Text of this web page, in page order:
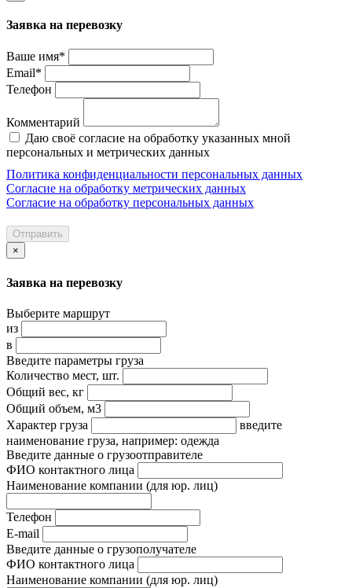
Заявка на перевозку
Ваше имя*
Email*
Телефон
Комментарий
Даю своё согласие на обработку указанных мной
персональных и метрических данных
Политика конфиденциальности персональных данных
Согласие на обработку метрических данных
Согласие на обработку персональных данных
Отправить
×
Заявка на перевозку
Выберите маршрут
из
в
Введите параметры груза
Количество мест, шт.
Общий вес, кг
Общий объем, м3
Характер груза
введите
наименование груза, например: одежда
Введите данные о грузоотправителе
ФИО контактного лица
Наименование компании (для юр. лиц)
Телефон
E-mail
Введите данные о грузополучателе
ФИО контактного лица
Наименование компании (для юр. лиц)